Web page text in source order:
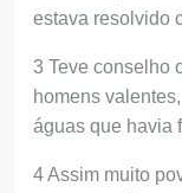
estava resolvido
3 Teve conselho
homens
águas que havia
4 Assim muito